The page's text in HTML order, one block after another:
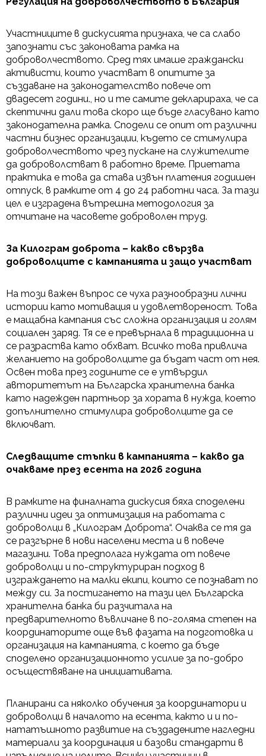
Участниците в дискусията признаха, че са слабо
запознати със законовата рамка на
доброволчеството. Сред тях имаше граждански
активисти, които участват в опитите за
създаване на законодателство повече от
двадесет години., но и те самите декларираха, че са
скептични дали това скоро ще бъде гласувано като
законодателна рамка. Сподели се опит от различни
частни бизнес организации, където се стимулира
доброволчеството чрез пускане на служителите
да доброволстват в работно време. Приетата
практика е това да става извън платения годишен
отпуск, в рамките от 4 до 24 работни часа. За тази
цел е изградена вътрешна методология за
отчитане на часовете доброволен труд.
За Килограм доброта – какво свързва
доброволците с кампанията и защо участват
На този важен въпрос се чуха разнообразни лични
истории като мотивация и удовлетвореност. Това
е мащабна кампания със сложна организация и голям
социален заряд. Тя се е превърнала в традиционна и
се разраства като обхват. Всичко това привлича
желанието на доброволците да бъдат част от нея.
Освен това през годините се е утвърдил
авторитетът на Българска хранителна банка
като надежден партньор за хората в нужда, което
допълнително стимулира доброволците да се
включват.
Следващите стъпки в кампанията – какво да
очакваме през есента на 2026 година
В рамките на финалната дискусия бяха споделени
различни идеи за оптимизация на работата с
доброволци в „Килограм Доброта“. Очаква се тя да
се разгърне в нови населени места и в повече
магазини. Това предполага нуждата от повече
доброволци и по-структуриран подход в
изграждането на малки екипи, които се познават по
между си. За постигането на тази цел Българска
хранителна банка би разчитала на
предварителното въвличане в по-голяма степен на
координаторите още във фазата на подготовка и
организация на кампанията, с което да бъде
споделено организационното усилие за по-добро
осъществяване на инициативата.
Планирани са няколко обучения за координатори и
доброволци в началото на есента, както и и по-
нататъшното развитие на създадените нагледни
материали за координация и базови стандарти в